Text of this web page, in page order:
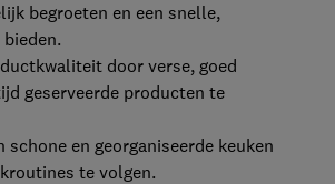
begroeten en een snelle,
door verse, goed
geserveerde producten te
schone en georganiseerde keuken
te volgen.